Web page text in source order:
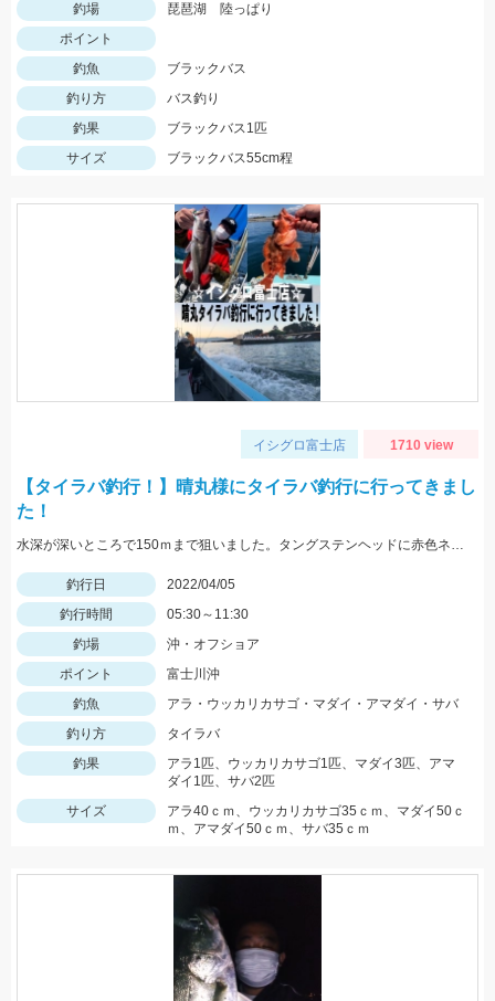
釣場
琵琶湖 陸っぱり
ポイント
釣魚
ブラックバス
釣り方
バス釣り
釣果
ブラックバス1匹
サイズ
ブラックバス55cm程
イシグロ富士店 1710 view
【タイラバ釣行！】晴丸様にタイラバ釣行に行ってきまし
た！
水深が深いところで150ｍまで狙いました。タングステンヘッドに赤色ネクタイ・オレンジネクタイのカーリーがオススメ！
釣行日
2022/04/05
釣行時間
05:30～11:30
釣場
沖・オフショア
ポイント
富士川沖
釣魚
アラ・ウッカリカサゴ・マダイ・アマダイ・サバ
釣り方
タイラバ
釣果
アラ1匹、ウッカリカサゴ1匹、マダイ3匹、アマ
ダイ1匹、サバ2匹
サイズ
アラ40ｃｍ、ウッカリカサゴ35ｃｍ、マダイ50ｃ
ｍ、アマダイ50ｃｍ、サバ35ｃｍ